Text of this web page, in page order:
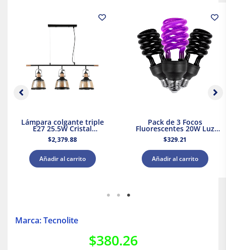
Lámpara colgante triple
E27 25.5W Cristal
Negro/Dorado Tecnolite
$2,379.88
Añadir al carrito
Pack de 3 Focos
Fluorescentes 20W Luz
Negra Base E27 Tecnolite
$329.21
Añadir al carrito
Marca: Tecnolite
$380.26